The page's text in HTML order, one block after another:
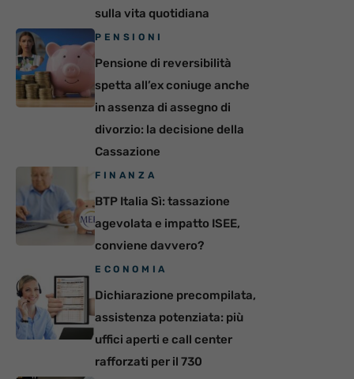
sulla vita quotidiana
PENSIONI
Pensione di reversibilità
spetta all’ex coniuge anche
in assenza di assegno di
divorzio: la decisione della
Cassazione
FINANZA
BTP Italia Sì: tassazione
agevolata e impatto ISEE,
conviene davvero?
ECONOMIA
Dichiarazione precompilata,
assistenza potenziata: più
uffici aperti e call center
rafforzati per il 730